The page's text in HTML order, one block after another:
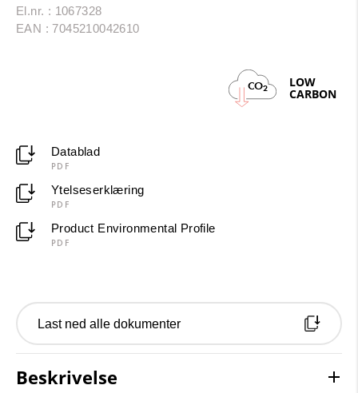
El.nr. : 1067328
EAN : 7045210042610
CO2 LOW
CARBON
Datablad
PDF
Ytelseserklæring
PDF
Product Environmental Profile
PDF
Last ned alle dokumenter
Beskrivelse